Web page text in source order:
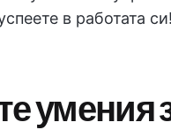
в работата си!
умения